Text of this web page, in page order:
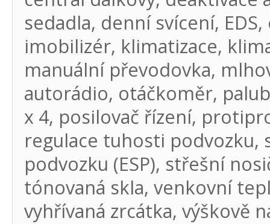
sedadla, denní svícení,
imobilizér, klimatizace,
manuální převodovka,
autorádio, otáčkoměr,
x 4, posilovač řízení,
regulace tuhosti podvozku,
podvozku (ESP), střešní
tónovaná skla, venkovní
vyhřívaná zrcátka, výškově